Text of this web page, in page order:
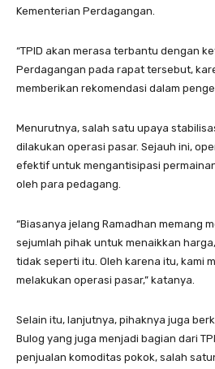
Kementerian Perdagangan.
“TPID akan merasa terbantu dengan
Perdagangan pada rapat tersebut,
memberikan rekomendasi dalam
Menurutnya, salah satu upaya
dilakukan operasi pasar. Sejauh ini,
efektif untuk mengantisipasi
oleh para pedagang.
“Biasanya jelang Ramadhan memang
sejumlah pihak untuk menaikkan
tidak seperti itu. Oleh karena itu, kami
melakukan operasi pasar,” katanya.
Selain itu, lanjutnya, pihaknya juga
Bulog yang juga menjadi bagian dari
penjualan komoditas pokok, salah